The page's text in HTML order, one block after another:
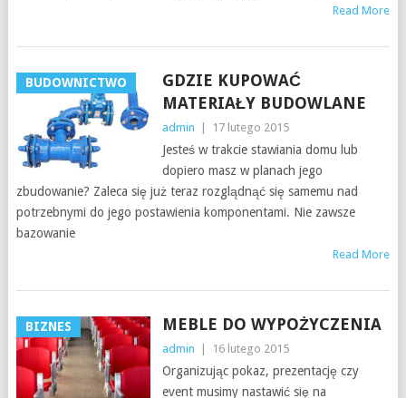
Read More
BUDOWNICTWO
GDZIE KUPOWAĆ
MATERIAŁY BUDOWLANE
admin 17 lutego 2015
Jesteś w trakcie stawiania domu lub
dopiero masz w planach jego
zbudowanie? Zaleca się już teraz rozglądnąć się samemu nad
potrzebnymi do jego postawienia komponentami. Nie zawsze
bazowanie
Read More
BIZNES MEBLE DO WYPOŻYCZENIA
admin 16 lutego 2015
Organizując pokaz, prezentację czy
event musimy nastawić się na